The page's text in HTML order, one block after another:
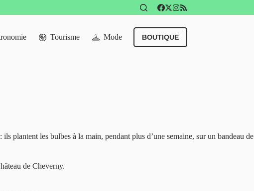
Tourisme Mode BOUTIQUE
plantent les bulbes à la main, pendant plus d’une semaine, sur un bandeau de
de Cheverny.